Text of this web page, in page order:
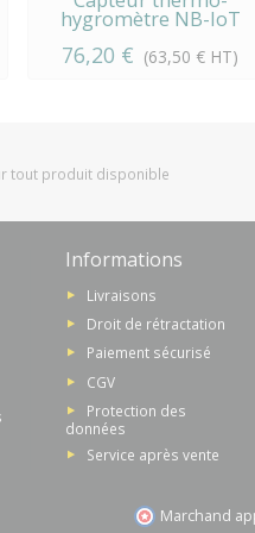
hygromètre NB-IoT
76,20 € (63,50 € HT)
tout produit disponible
Informations
Livraisons
Droit de rétractation
Paiement sécurisé
CGV
Protection des
données
Service après vente
Marchand